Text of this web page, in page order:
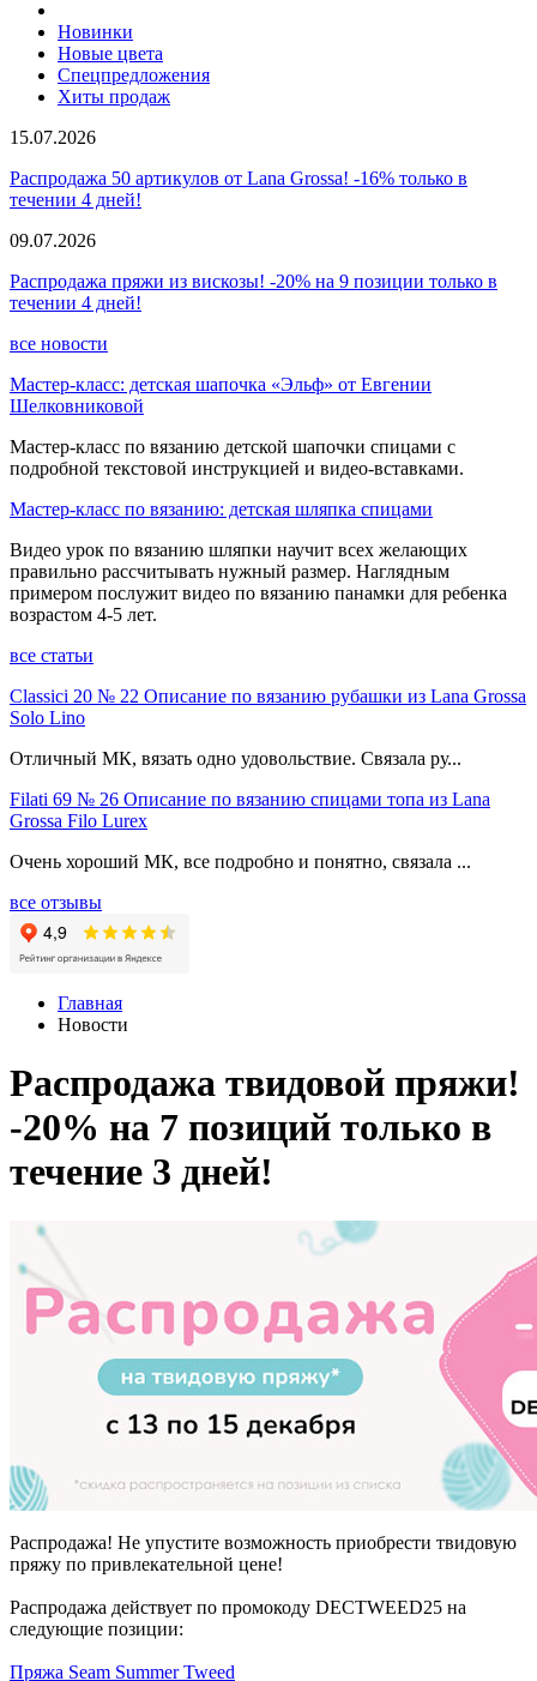
Новинки
Новые цвета
Спецпредложения
Хиты продаж
15.07.2026
Распродажа 50 артикулов от Lana Grossa! -16% только в
течении 4 дней!
09.07.2026
Распродажа пряжи из вискозы! -20% на 9 позиции только в
течении 4 дней!
все новости
Мастер-класс: детская шапочка «Эльф» от Евгении
Шелковниковой
Мастер-класс по вязанию детской шапочки спицами с
подробной текстовой инструкцией и видео-вставками.
Мастер-класс по вязанию: детская шляпка спицами
Видео урок по вязанию шляпки научит всех желающих
правильно рассчитывать нужный размер. Наглядным
примером послужит видео по вязанию панамки для ребенка
возрастом 4-5 лет.
все статьи
Classici 20 № 22 Описание по вязанию рубашки из Lana Grossa
Solo Lino
Отличный МК, вязать одно удовольствие. Связала ру...
Filati 69 № 26 Описание по вязанию спицами топа из Lana
Grossa Filo Lurex
Очень хороший МК, все подробно и понятно, связала ...
все отзывы
Главная
Новости
Распродажа твидовой пряжи!
-20% на 7 позиций только в
течение 3 дней!
Распродажа! Не упустите возможность приобрести твидовую
пряжу по привлекательной цене!
Распродажа действует по промокоду DECTWEED25 на
следующие позиции:
Пряжа Seam Summer Tweed